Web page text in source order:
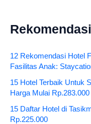
12 Rekomendasi Hotel
Fasilitas Anak:
15 Hotel Terbaik Untuk
Harga Mulai Rp.283.000
15 Daftar Hotel di
Rp.225.000